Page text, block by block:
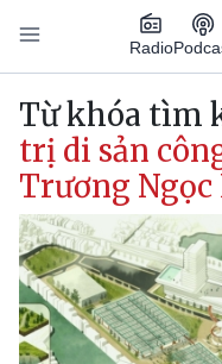
Nhảy đến nội dung
Radio
Main
Từ khóa tìm
trị di sản
Trương Ngọc